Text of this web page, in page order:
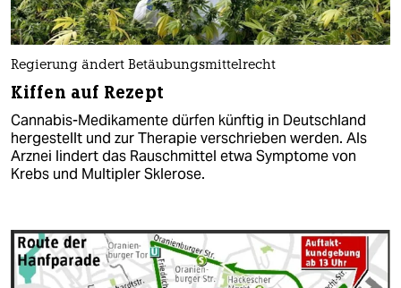
Regierung ändert Betäubungsmittelrecht
Kiffen auf Rezept
Cannabis-Medikamente dürfen künftig in Deutschland
hergestellt und zur Therapie verschrieben werden. Als
Arznei lindert das Rauschmittel etwa Symptome von
Krebs und Multipler Sklerose.